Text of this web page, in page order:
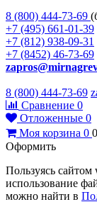
8 (800) 444-73-69
+7 (495) 661-01-39
+7 (812) 938-09-31
+7 (8452) 46-73-69
8 (800) 444-73-69
Сравнение 0
Отложенные 0
Моя корзина 0 0
Оформить
Пользуясь сайтом
использование
можно найти в